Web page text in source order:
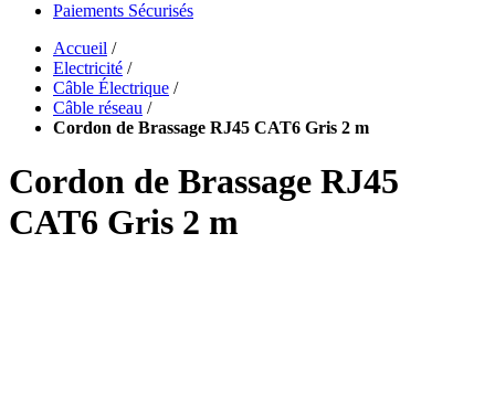
Paiements Sécurisés
Accueil /
Electricité /
Câble Électrique /
Câble réseau /
Cordon de Brassage RJ45 CAT6 Gris 2 m
Cordon de Brassage RJ45
CAT6 Gris 2 m